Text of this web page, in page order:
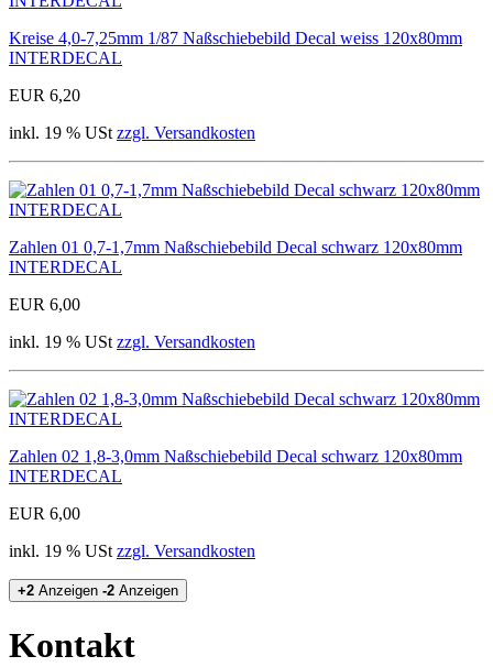
Kreise 4,0-7,25mm 1/87 Naßschiebebild Decal weiss 120x80mm
INTERDECAL
EUR 6,20
inkl. 19 % USt zzgl. Versandkosten
Zahlen 01 0,7-1,7mm Naßschiebebild Decal schwarz 120x80mm
INTERDECAL
EUR 6,00
inkl. 19 % USt zzgl. Versandkosten
Zahlen 02 1,8-3,0mm Naßschiebebild Decal schwarz 120x80mm
INTERDECAL
EUR 6,00
inkl. 19 % USt zzgl. Versandkosten
+2 Anzeigen -2 Anzeigen
Kontakt